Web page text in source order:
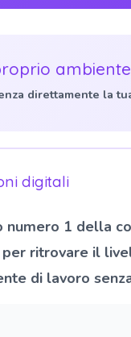
ambiente
direttamente la
digitali
1 della
ritrovare il
di lavoro